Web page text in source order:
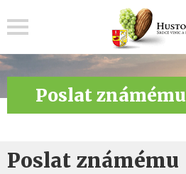
Poslat známému
Poslat známému